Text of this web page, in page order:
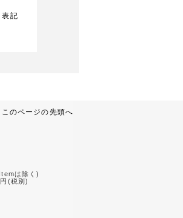
表記
このページの先頭へ
は除く)
(税別)